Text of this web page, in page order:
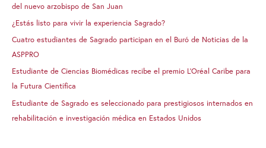
del nuevo arzobispo de San Juan
¿Estás listo para vivir la experiencia Sagrado?
Cuatro estudiantes de Sagrado participan en el Buró de Noticias de la
ASPPRO
Estudiante de Ciencias Biomédicas recibe el premio L’Oréal Caribe para
la Futura Científica
Estudiante de Sagrado es seleccionado para prestigiosos internados en
rehabilitación e investigación médica en Estados Unidos